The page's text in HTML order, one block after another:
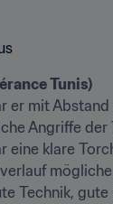
Tunis)
er mit
Angriffe der
eine klare
Technik,